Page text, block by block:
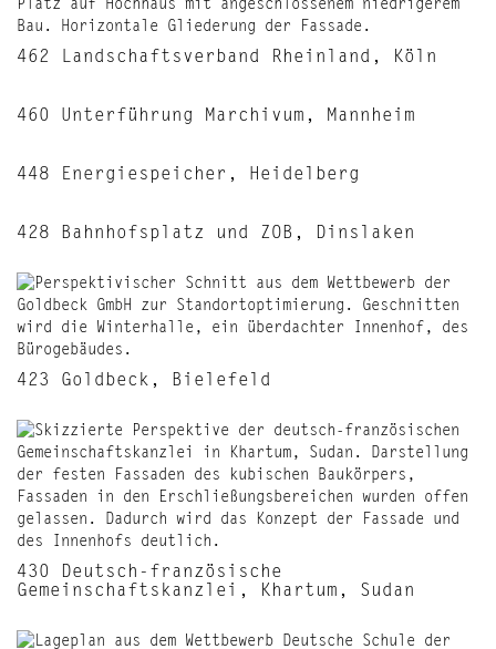
462 Landschaftsverband Rheinland, Köln
460 Unterführung Marchivum, Mannheim
448 Energiespeicher, Heidelberg
428 Bahnhofsplatz und ZOB, Dinslaken
423 Goldbeck, Bielefeld
430 Deutsch-französische
Gemeinschaftskanzlei, Khartum, Sudan